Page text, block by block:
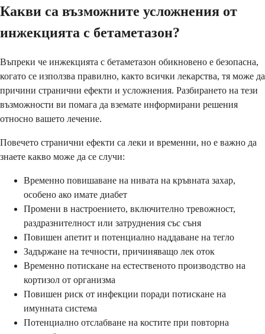
Какви са възможните усложнения от
инжекцията с бетаметазон?
Въпреки че инжекцията с бетаметазон обикновено е безопасна,
когато се използва правилно, както всички лекарства, тя може да
причини странични ефекти и усложнения. Разбирането на тези
възможности ви помага да вземате информирани решения
относно вашето лечение.
Повечето странични ефекти са леки и временни, но е важно да
знаете какво може да се случи:
Временно повишаване на нивата на кръвната захар,
особено ако имате диабет
Промени в настроението, включително тревожност,
раздразнителност или затруднения със съня
Повишен апетит и потенциално наддаване на тегло
Задържане на течности, причиняващо лек оток
Временно потискане на естественото производство на
кортизол от организма
Повишен риск от инфекции поради потискане на
имунната система
Потенциално отслабване на костите при повторна